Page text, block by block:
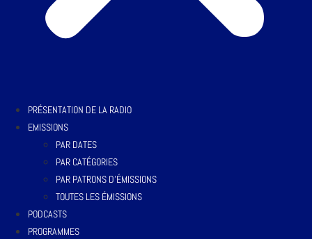
PRÉSENTATION DE LA RADIO
EMISSIONS
PAR DATES
PAR CATÉGORIES
PAR PATRONS D’ÉMISSIONS
TOUTES LES ÉMISSIONS
PODCASTS
PROGRAMMES